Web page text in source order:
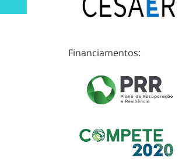
Financiamentos: